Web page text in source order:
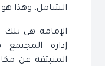
الشامل، وهذا هو
الإمامة هي
إدارة
المنبثقة عن